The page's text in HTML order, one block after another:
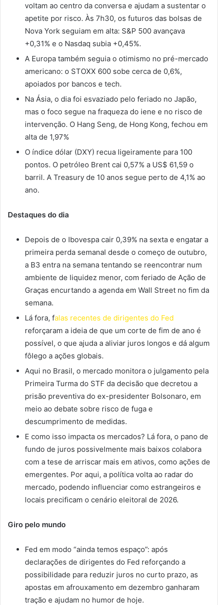
voltam ao centro da conversa e ajudam a sustentar o
apetite por risco. Às 7h30, os futuros das bolsas de
Nova York seguiam em alta: S&P 500 avançava
+0,31% e o Nasdaq subia +0,45%.
A Europa também seguia o otimismo no pré-mercado
americano: o STOXX 600 sobe cerca de 0,6%,
apoiados por bancos e tech.
Na Ásia, o dia foi esvaziado pelo feriado no Japão,
mas o foco segue na fraqueza do iene e no risco de
intervenção. O Hang Seng, de Hong Kong, fechou em
alta de 1,97%
O índice dólar (DXY) recua ligeiramente para 100
pontos. O petróleo Brent cai 0,57% a US$ 61,59 o
barril. A Treasury de 10 anos segue perto de 4,1% ao
ano.
Destaques do dia
Depois de o Ibovespa cair 0,39% na sexta e engatar a
primeira perda semanal desde o começo de outubro,
a B3 entra na semana tentando se reencontrar num
ambiente de liquidez menor, com feriado de Ação de
Graças encurtando a agenda em Wall Street no fim da
semana.
Lá fora, falas recentes de dirigentes do Fed
reforçaram a ideia de que um corte de fim de ano é
possível, o que ajuda a aliviar juros longos e dá algum
fôlego a ações globais.
Aqui no Brasil, o mercado monitora o julgamento pela
Primeira Turma do STF da decisão que decretou a
prisão preventiva do ex-presidenter Bolsonaro, em
meio ao debate sobre risco de fuga e
descumprimento de medidas.
E como isso impacta os mercados? Lá fora, o pano de
fundo de juros possivelmente mais baixos colabora
com a tese de arriscar mais em ativos, como ações de
emergentes. Por aqui, a política volta ao radar do
mercado, podendo influenciar como estrangeiros e
locais precificam o cenário eleitoral de 2026.
Giro pelo mundo
Fed em modo “ainda temos espaço”: após
declarações de dirigentes do Fed reforçando a
possibilidade para reduzir juros no curto prazo, as
apostas em afrouxamento em dezembro ganharam
tração e ajudam no humor de hoje.